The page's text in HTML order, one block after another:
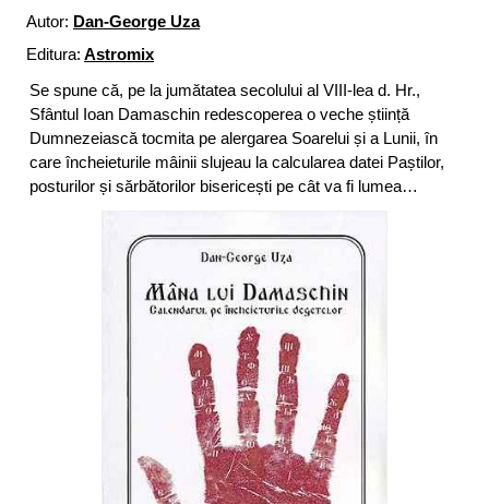
Autor: Dan-George Uza
Editura: Astromix
Se spune că, pe la jumătatea secolului al VIII-lea d. Hr.,
Sfântul Ioan Damaschin redescoperea o veche știință
Dumnezeiască tocmita pe alergarea Soarelui și a Lunii, în
care încheieturile mâinii slujeau la calcularea datei Paștilor,
posturilor și sărbătorilor bisericești pe cât va fi lumea…